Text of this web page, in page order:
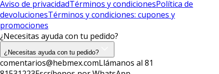
Aviso de privacidadTérminos y condicionesPolítica de
devolucionesTérminos y condiciones: cupones y
promociones
¿Necesitas ayuda con tu pedido?
¿Necesitas ayuda con tu pedido?
comentarios@hebmex.comLlámanos al 81